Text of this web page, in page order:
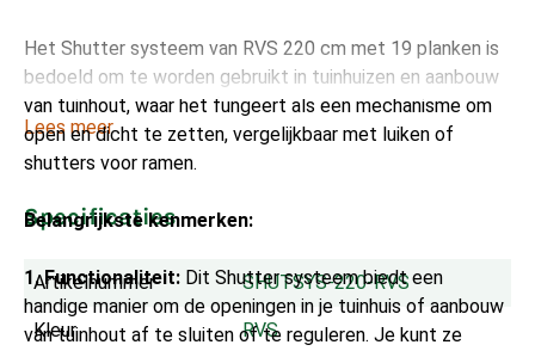
Het Shutter systeem van RVS 220 cm met 19 planken is
bedoeld om te worden gebruikt in tuinhuizen en aanbouw
van tuinhout, waar het fungeert als een mechanisme om
open en dicht te zetten, vergelijkbaar met luiken of
shutters voor ramen.
Belangrijkste kenmerken:
1. Functionaliteit: Dit Shutter systeem biedt een
handige manier om de openingen in je tuinhuis of aanbouw
van tuinhout af te sluiten of te reguleren. Je kunt ze
Lees meer
Specificaties
Artikelnummer SHUTSYS-220-RVS
Kleur RVS